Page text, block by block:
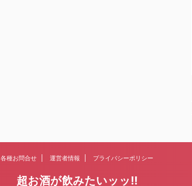
各種お問合せ 運営者情報 プライバシーポリシー
超お酒が飲みたいッッ!!